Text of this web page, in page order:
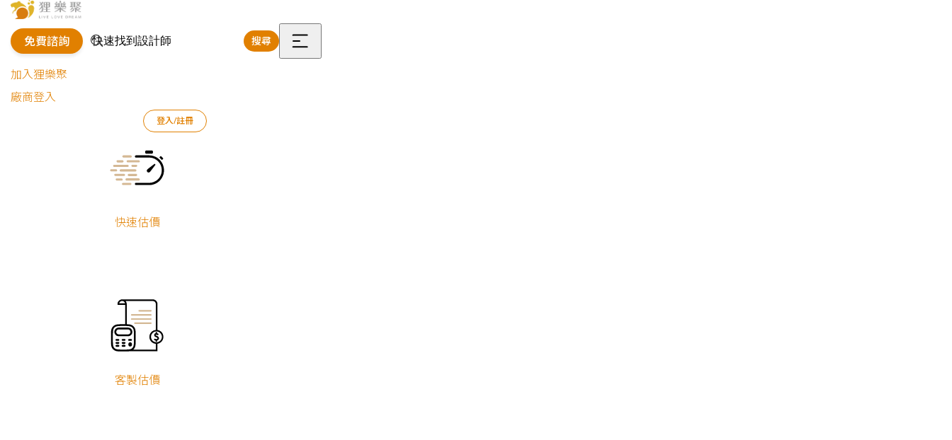
免費諮詢 搜尋
選
加入狸樂聚
廠商登入
登入/註冊
快速估價
客製估價
室內設計作品 許瀞勻
淨白高效收納｜簡約微裝潢小宅